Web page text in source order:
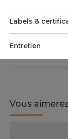
Labels &
Entretien
Vous